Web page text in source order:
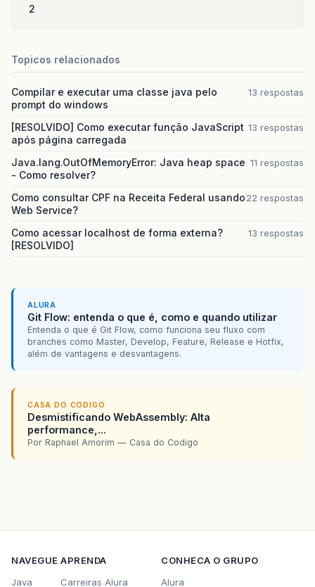
2
Topicos relacionados
Compilar e executar uma classe java pelo
prompt do windows
13 respostas
[RESOLVIDO] Como executar função JavaScript
após página carregada
13 respostas
Java.lang.OutOfMemoryError: Java heap space
- Como resolver?
11 respostas
Como consultar CPF na Receita Federal usando
Web Service?
22 respostas
Como acessar localhost de forma externa?
[RESOLVIDO]
13 respostas
ALURA
Git Flow: entenda o que é, como e quando utilizar
Entenda o que é Git Flow, como funciona seu fluxo com
branches como Master, Develop, Feature, Release e Hotfix,
além de vantagens e desvantagens.
CASA DO CODIGO
Desmistificando WebAssembly: Alta
performance,...
Por Raphael Amorim — Casa do Codigo
NAVEGUE
Java
APRENDA
Carreiras Alura
CONHECA O GRUPO
Alura